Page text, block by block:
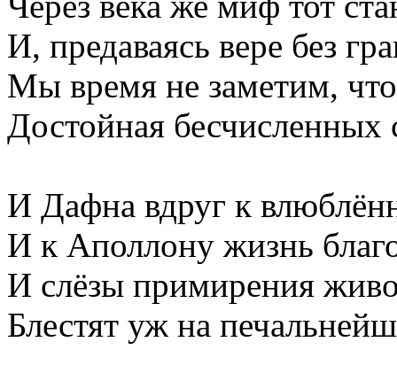
И, предаваясь вере без
Мы время не заметим, что
Достойная бесчисленных
И Дафна вдруг к
И к Аполлону жизнь
И слёзы примирения
Блестят уж на